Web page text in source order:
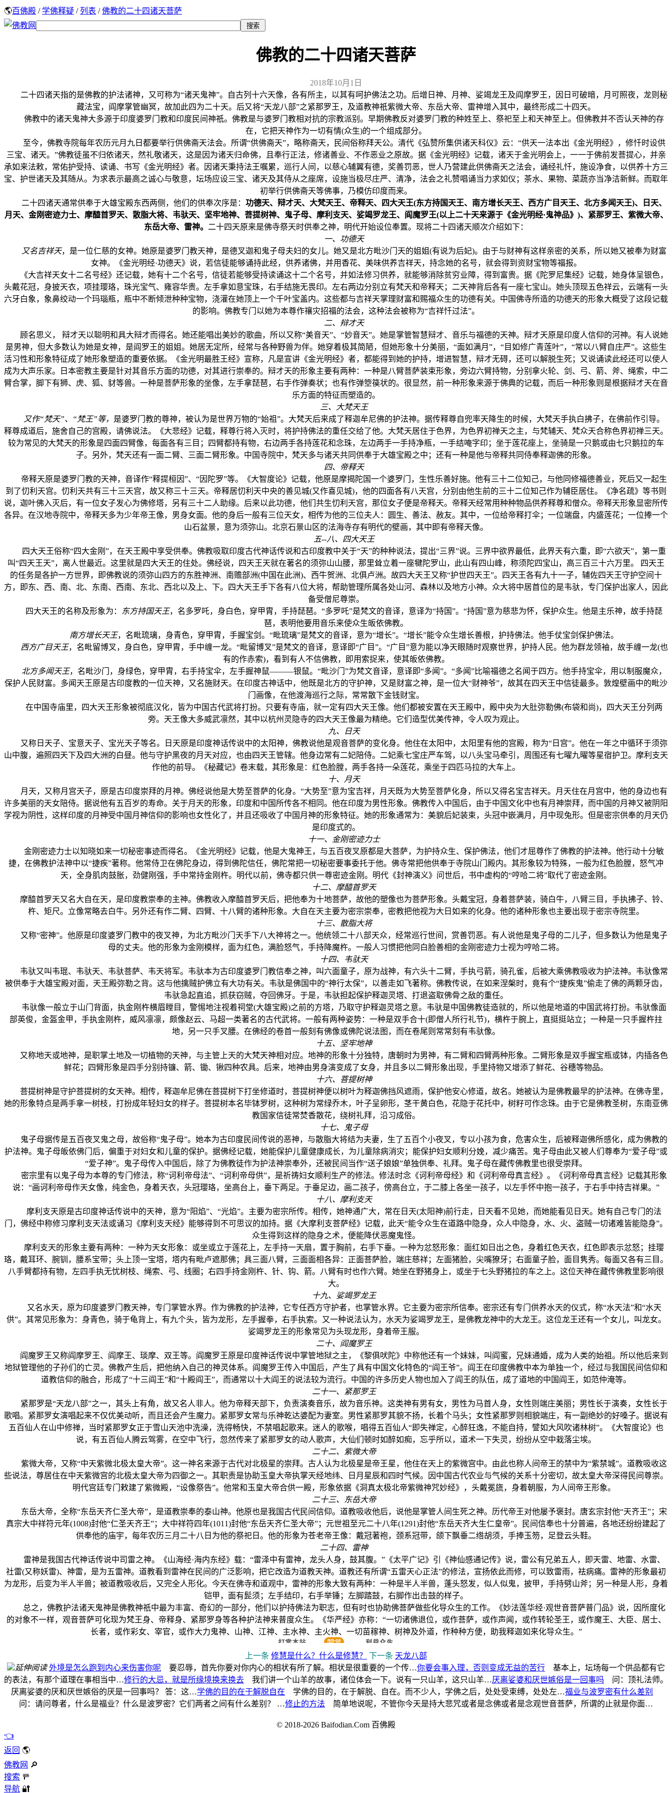
🌎百佛殿 / 学佛释疑 / 列表 /佛教的二十四诸天菩萨
佛教的二十四诸天菩萨
2018年10月1日
二十四诸天指的是佛教的护法诸神，又可称为“诸天鬼神”。自古列十六天像，各有所主，以其有呵护佛法之功。后增日神、月神、娑竭龙王及阎摩罗王，因日可破暗，月可照夜，龙则秘
藏法宝，阎摩掌管幽冥，故加此四为二十天。后又将“天龙八部”之紧那罗王，及道教神祇紫微大帝、东岳大帝、雷神增入其中，最终形成二十四天。
佛教中的诸天鬼神大多源于印度婆罗门教和印度民间神祇。佛教是与婆罗门教相对抗的宗教派别。早期佛教反对婆罗门教的种姓至上、祭祀至上和天神至上。但佛教并不否认天神的存
在，它把天神作为一切有情(众生)的一个组成部分。
至今，佛教寺院每年农历元月九日都要举行供佛斋天法会。所谓“供佛斋天”，略称斋天，民间俗称拜天公。清代《弘赞所集供诸天科仪》云：“供天一法本出《金光明经》，修忏时设供
三宝、诸天。”佛教徒虽不归依诸天，然礼敬诸天，这是因为诸天归命佛，且奉行正法，修诸善业、不作恶业之原故。据《金光明经》记载，诸天于金光明会上，一一于佛前发菩提心，并亲
承如来法敕，常佑护受持、读诵、书写《金光明经》者。因诸天秉持法王嘱累，巡行人间，以慈心辅翼有德，奖善罚恶，世人乃营建此供佛斋天之法会，诵经礼忏，施设净食，以供养十方三
宝、护世诸天及其随从。为求表示最高之诚心与敬意，坛场应设三宝、诸天及其侍从之座席，设施当极尽庄严、清净，法会之礼赞唱诵当力求如仪；茶水、果物、菜蔬亦当净洁新鲜。而取年
初举行供佛斋天等佛事，乃模仿印度而来。
二十四诸天通常供奉于大雄宝殿东西两侧，他们的供奉次序是： 功德天、辩才天、大梵天王、帝释天、四大天王(东方持国天王、南方增长天王、西方广目天王、北方多闻天王)、日天、
月天、金刚密迹力士、摩醯首罗天、散脂大将、韦驮天、坚牢地神、菩提树神、鬼子母、摩利支天、娑竭罗龙王、阎魔罗王(以上二十天来源于《金光明经·鬼神品》)、紧那罗王、紫微大帝、
东岳大帝、雷神。 二十四天原来是佛寺祭天时供奉之神，明代开始设位奉置。现将二十四诸天顺次介绍如下：
一、功德天
又名吉祥天，是一位仁慈的女神。她原是婆罗门教天神，是德叉迦和鬼子母夫妇的女儿。她又是北方毗沙门天的姐姐(有说为后妃)。由于与财神有这样亲密的关系，所以她又被奉为财富
女神。《金光明经·功德天》说，若信徒能够诵持此经，供养诸佛，并用香花、美味供养吉祥天，持念她的名号，就会得到资财宝物等福报。
《大吉祥天女十二名号经》还记载，她有十二个名号，信徒若能够受持读诵这十二个名号，并如法修习供养，就能够消除贫穷业障，得到富贵。据《陀罗尼集经》记载，她身体呈银色，
头戴花冠，身披天衣，项挂璎珞，珠光宝气、雍容华贵。左手拿如意宝珠，右手结施无畏印。左右两边分别立有梵天和帝释天；二天神背后各有一座七宝山。她头顶现五色祥云，云端有一头
六牙白象，象鼻绞动一个玛瑙瓶，瓶中不断倾泄种种宝物，浇灌在她顶上一个千叶宝盖内。这些都与吉祥天掌理财富和赐福众生的功德有关。中国佛寺所造的功德天的形象大概受了这段记载
的影响。佛教专门以她为本尊作禳灾招福的法会，这种法会被称为“吉祥忏过法”。
二、辩才天
顾名思义， 辩才天以聪明和具大辩才而得名。她还能唱出美妙的歌曲，所以又称“美音天”、“妙音天”。她是掌管智慧辩才、音乐与福德的天神。辩才天原是印度人信仰的河神。有人说她
是男神，但大多数认为她是女神，是阎罗王的姐姐。她居无定所，经常与各种野兽为伴。她穿着极其简陋，但她形象十分美丽，“面如满月”，“目如修广青莲叶”，“常以八臂自庄严”。这些生
活习性和形象特征成了她形象塑造的重要依据。《金光明最胜王经》宣称，凡是宣讲《金光明经》者，都能得到她的护持，增进智慧，辩才无碍，还可以解脱生死；又说诵读此经还可以使人
成为大声乐家。日本密教主要是针对其音乐方面的功德，对其进行崇奉的。辩才天的形象主要有两种：一种是八臂菩萨装束形象，旁边六臂持物，分别拿火轮、剑、弓、箭、斧、绳索，中二
臂合掌，脚下有狮、虎、狐、豺等兽。一种是菩萨形象的坐像，左手拿琵琶，右手作弹奏状；也有作弹箜篌状的。很显然，前一种形象来源于佛典的记载，而后一种形象则是根据辩才天在音
乐方面的特征而塑造的。
三、大梵天王
又作“梵天”、“梵王”等， 是婆罗门教的尊神，被认为是世界万物的“始祖”。大梵天后来成了释迦牟尼佛的护法神。据传释尊自兜率天降生的时候，大梵天手执白拂子，在佛前作引导。
释尊成道后，施舍自己的宫殿，请佛说法。《大悲经》记载，释尊行将入灭时，将护持佛法的重任交给了他。大梵天居住于色界，为色界初禅天之主，与梵辅天、梵众天合称色界初禅三天。
较为常见的大梵天的形象是四面四臂像，每面各有三目；四臂都持有物，右边两手各持莲花和念珠，左边两手一手持净瓶，一手结唵字印；坐于莲花座上，坐骑是一只鹅或由七只鹅拉的车
子。另外，梵天还有一面二臂、三面二臂形象。中国寺院中，梵天多与诸天共同供奉于大雄宝殿之中；还有一种是他与帝释共同侍奉释迦佛的形象。
四、帝释天
帝释天原是婆罗门教的天神，音译作“释提桓因”、“因陀罗”等。《大智度论》记载，他原是摩揭陀国一个婆罗门，生性乐善好施。他有三十二位知己，与他同修福德善业，死后又一起生
到了忉利天宫。忉利天共有三十三天宫，故又称三十三天。帝释居忉利天中央的善见城(又作喜见城)，他的四面各有八天宫，分别由他生前的三十二位知己作为辅臣居住。《净名疏》等书则
说，迦叶佛入灭后，有一位女子发心为佛修塔，另有三十二人助缘。后来以此功德，他们共生忉利天宫，那位女子便是帝释天。帝释天经常用种种物品供养释尊和僧众。帝释天形象显密所传
各异。在汉地寺院中，帝释天多为少年帝王像，男身女面。他的身后一般有三位天女，相传为他的三位夫人：圆生、善法、赦友。其中，一位给帝释打伞；一位端盘，内盛莲花；一位捧一个
山石盆景，意为须弥山。北京石景山区的法海寺存有明代的壁画，其中即有帝释天像。
五--八、四大天王
四大天王俗称“四大金刚”，在天王殿中享受供奉。佛教吸取印度古代神话传说和古印度教中关于“天”的种种说法，提出“三界”说。三界中欲界最低，此界天有六重，即“六欲天”，第一重
叫“四天王天”，离人世最近。这里就是四大天王的住处。佛经说，四天王天就在著名的须弥山山腰，那里耸立着一座犍陀罗山，此山有四山峰，称须陀四宝山，高三百三十六万里。 四天王
的任务是各护一方世界，即佛教说的须弥山四方的东胜神洲、南赡部洲(中国在此洲)、西牛贺洲、北俱卢洲。故四大天王又称“护世四天王”。四天王各有九十一子，辅佐四天王守护空间十
方，即东、西、南、北、东南、西南、东北、西北以及上、下。四大天王手下各有八位大将，帮助管理所属各处山河、森林以及地方小神。众大将中居首位的是韦驮，专门保护出家人，因此
备受僧尼尊崇。
四大天王的名称及形象为：
东方持国天王，名多罗吒，身白色，穿甲胄，手持琵琶。“多罗吒”是梵文的音译，意译为“持国”。“持国”意为慈悲为怀，保护众生。他是主乐神，故手持琵
琶，表明他要用音乐来使众生皈依佛教。
南方增长天王，名毗琉璃，身青色，穿甲胄，手握宝剑。“毗琉璃”是梵文的音译，意为“增长”。“增长”能令众生增长善根，护持佛法。他手仗宝剑保护佛法。
西方广目天王，名毗留博叉，身白色，穿甲胄，手中缠一龙。“毗留博叉”是梵文的音译，意译即“广目”。“广目”意为能以净天眼随时观察世界，护持人民。他为群龙领袖，故手缠一龙(也
有的作赤索)，看到有人不信佛教，即用索捉来，使其皈依佛教。
北方多闻天王，名毗沙门，身绿色，穿甲胄，右手持宝伞，左手握神鼠———银鼠。“毗沙门”为梵文音译，意译即“多闻”。“多闻”比喻福德之名闻于四方。他手持宝伞，用以制服魔众，
保护人民财富。多闻天王原是古印度教的一位天神，又名施财天。在印度古神话中，他既是北方的守护神，又是财富之神，是一位大“财神爷”，故其在四天王中信徒最多。敦煌壁画中的毗沙
门画像，在他渡海巡行之际，常常散下金钱财宝。
在中国寺庙里，四大天王形象被彻底汉化，皆为中国古代武将打扮。只要有寺庙，就一定有四大天王像。他们都被安置在天王殿中，殿中央为大肚弥勒佛(布袋和尚)，四大天王分列两
旁。天王像大多威武凛然，其中以杭州灵隐寺的四大天王像最为精绝。它们造型优美传神，令人叹为观止。
九、日天
又称日天子、宝意天子、宝光天子等名。日天原是印度神话传说中的太阳神，佛教说他是观音菩萨的变化身。他住在太阳中，太阳里有他的宫殿，称为“日宫”。他在一年之中循环于须弥
山中腹，遍照四天下及四大洲的白昼。他与守护黑夜的月天对应，也由四天王管辖。他身边常有二妃陪侍。二妃乘七宝庄严车驾，以八头宝马牵引，周围还有七曜九曜等星宿护卫。摩利支天
作他的前导。《秘藏记》卷末载，其形象是：红色脸膛，两手各持一朵莲花，乘坐于四匹马拉的大车上。
十、月天
月天，又称月宫天子，原是古印度崇拜的月神。佛经说他是大势至菩萨的化身。“大势至”意为宝吉祥，月天既为大势至菩萨化身，所以又得名宝吉祥天。月天住在月宫中，他的身边也有
许多美丽的天女陪侍。据说他有五百岁的寿命。关于月天的形象，印度和中国所传各不相同。他在印度为男性形象。佛教传入中国后，由于中国文化中也有月神崇拜，而中国的月神又被阴阳
学视为阴性，这样印度的月神受中国月神信仰的影响也女性化了，并且还吸收了中国月神的形象特征。她的形象通常为：美貌后妃装束，头冠中嵌满月，月中现兔形。但是密宗供奉的月天仍
是印度式的。
十一、金刚密迹力士
金刚密迹力士以知晓如来一切秘密事迹而得名。《金光明经》记载，他是大鬼神王，与五百夜叉原都是大菩萨，为护持众生、保护佛法，他们才屈尊作了佛教的护法神。他行动十分敏
捷，在佛教护法神中以“捷疾”著称。他常侍卫在佛陀身边，得到佛陀信任，佛陀常把一切秘密要事委托于他。佛寺常把他供奉于寺院山门殿内。其形象较为特殊，一般为红色脸膛，怒气冲
天，全身肌肉鼓胀，劲健刚强，手中常持金刚杵。明代以前，佛寺都只供一尊密迹金刚。明代《封神演义》问世后，书中虚构的“哼哈二将”取代了密迹金刚。
十二、摩醯首罗天
摩醯首罗天又名大自在天，是印度教崇奉的主神。佛教收入摩醯首罗天后，把他奉为十地菩萨，故他的塑像也为菩萨形象。头戴宝冠，身着菩萨装，骑白牛，八臂三目，手执拂子、铃、
杵、矩尺。立像常略去白牛。另外还有作二臂、四臂、十八臂的诸种形象。大自在天主要为密宗崇奉，密教把他视为大日如来的化身。他的诸种形象也主要出现于密宗寺院里。
十三、散脂大将
又称“密神”。他原是印度婆罗门教中的夜叉神，为北方毗沙门天手下八大神将之一。他统领二十八部天众，经常巡行世间，赏善罚恶。有人说他是鬼子母的二儿子，但多数认为他是鬼子
母的丈夫。他的形象为金刚模样，面为红色，满脸怒气，手持降魔杵。一般人习惯把他同白脸善相的金刚密迹力士视为哼哈二将。
十四、韦驮天
韦驮又叫韦琨、韦驮天、韦驮菩萨、韦天将军。韦驮本为古印度婆罗门教信奉之神，叫六面童子，原为战神，有六头十二臂，手执弓箭，骑孔雀，后被大乘佛教吸收为护法神。韦驮像常
被供奉于大雄宝殿对面，天王殿弥勒之背。这与他擒贼护佛立有大功有关。韦驮是佛国中的“神行太保”，以善走如飞著称。佛教传说，在如来涅槃时，竟有个“捷疾鬼”偷走了佛的两颗牙齿，
韦驮急起直追，抓获窃贼，夺回佛牙。于是，韦驮担起保护释迦灵塔、打退盗取佛骨之敌的重任。
韦驮像一般立于山门背面，执金刚杵横眉瞠目，警惕地注视着祠堂(大雄宝殿)之前的方塔，乃取守护释迦灵塔之意。韦驮是中国佛教徒造就的，所以他是地道的中国武将打扮。韦驮像面
部英俊，金盔金甲，手执金刚杵，威风凛凛，颇像赵云、马超一类著名的古代武将。一般有两种姿势：一种是双手合十(即僧人所行礼节)，横杵于腕上，直挺挺站立；一种是一只手握杵拄
地，另一只手叉腰。在佛经的卷首一般刻有佛像或佛陀说法图，而在卷尾则常常刻有韦驮像。
十五、坚牢地神
又称地天或地神，是职掌土地及一切植物的天神，与主管上天的大梵天神相对应。地神的形象十分独特，唐朝时为男神，有二臂和四臂两种形象。二臂形象是双手握宝瓶或钵，内插各色
鲜花；四臂形象是四手分别持镰、箭、锄、锹四种农具。后来，地神由男身演变成了女身，并且多以二臂形象出现，手里持物又增添了鲜花、谷穗等物品。
十六、菩提树神
菩提树神是守护菩提树的女天神。相传，释迦牟尼佛在菩提树下打坐修道时，菩提树神便以树叶为释迦佛挡风遮雨，保护他安心修道，故名。她被认为是佛教最早的护法神。在佛寺里，
她的形象特点是两手拿一树枝，打扮成年轻妇女的样子。菩提树本名毕钵罗树，这种树为常绿乔木，叶子呈卵形，茎干黄白色，花隐于花托中，树籽可作念珠。由于它是佛教圣树，东南亚佛
教国家信徒常焚香散花，绕树礼拜，沿习成俗。
十七、鬼子母
鬼子母据传是五百夜叉鬼之母，故俗称“鬼子母”。她本为古印度民间传说的恶神，与散脂大将结为夫妻，生了五百个小夜叉，专以小孩为食，危害众生，后被释迦佛所感化，成为佛教的
护法神。鬼子母皈依佛门后，偏重于对妇女和儿童的保护。据佛经记载，她能保护儿童健康成长，为儿童除病消灾；能保护妇女顺利分娩，减少痛苦。鬼子母由此又被人们尊奉为“爱子母”或
“爱子神”。鬼子母传入中国后，除了为佛教徒作为护法神崇奉外，还被民间当作“送子娘娘”单独供奉、礼拜。鬼子母在藏传佛教里也很受崇拜。
密宗里有以鬼子母为本尊的专门修法，称“诃利帝母法”、“诃利帝母供”，是祈祷妇女顺利生产的修法。修法时念《诃利帝母经》和《诃利帝母真言经》。《诃利帝母真言经》记载其形象
说：“画诃利帝母作天女像，纯金色，身着天衣，头冠璎珞，坐高台上，垂下两足。于垂足边，画二孩子，傍高台立，于二膝上各坐一孩子，以左手怀中抱一孩子，于右手中持吉祥果。”
十八、摩利支天
摩利支天原是古印度神话传说中的天神，意为“阳焰”、“光焰”。主要为密宗所传。相传，她神通广大，常在日天(太阳神)前行走，日天看不见她，而她能看见日天。她有自己专门的法
门，佛经中称修习摩利支天法或诵习《摩利支天经》能够得到不可思议的加持。据《大摩利支菩萨经》记载，此天“能令众生在道路中隐身，众人中隐身，水、火、盗贼一切诸难皆能隐身”。
众生得到这样的隐身之术，便能降伏恶魔鬼怪。
摩利支天的形象主要有两种：一种为天女形象：或坐或立于莲花上，左手持一天扇，置于胸前，右手下垂。一种为忿怒形象：面红如日出之色，身着红色天衣，红色即表示忿怒；挂璎
珞，戴耳环、腕钏，腰系宝带；头上顶一宝塔，塔内有毗卢遮那佛；具三面八臂，三面面相各异：正面菩萨脸，端庄慈祥；左面猪脸，尖嘴獠牙；右面童子脸，面目隽秀。每面又各有三目。
八手臂都持有物，左四手执无忧树枝、绳索、弓、线圈；右四手持金刚杵、针、钩、箭。八臂有时也作六臂。她坐在野猪身上，或坐于七头野猪拉的车之上。这位天神在藏传佛教里影响很
大。
十九、娑竭罗龙王
又名水天，原为印度婆罗门教天神，专门掌管水界。作为佛教的护法神，它专任西方守护者，也掌管水界。它主要为密宗所信奉。密宗还有专门供养水天的仪式，称“水天法”和“水天
供”。其常见形象为：身青色，骑于龟背上，有九个头，皆为龙形，左手握拳，右手执索。又一种说法认为，水天为娑竭罗龙王，是佛教龙神中的大龙王。这位龙王还有一个女儿，叫龙女。
娑竭罗龙王的形象常见为头现龙形，身着帝王服。
二十、阎魔罗王
阎魔罗王又称阎摩罗王、阎摩王、琰摩、双王等。阎魔罗王原是印度神话传说中掌管地狱之主，《黎俱吠陀》中称他还有一个妹妹，叫阎蜜，兄妹通婚，成为人类的始祖。所以他后来到
地狱管理他的子孙们的亡灵。佛教产生后，把他纳入自己的神灵体系。阎魔罗王传入中国后，产生了具有中国文化特色的“阎王爷”。阎王在印度佛教中本为单独一个，经过与我国民间信仰和
道教信仰的融合，形成了“十三阎王”和“十殿阎王”，而通常以十大阎王的说法较为流行。中国的许多历史人物也加入了阎王的队伍，成了道地的中国阎王，如范仲淹等。
二十一、紧那罗王
紧那罗是“天龙八部”之一，其头上有角，故又名人非人。他为帝释天部下，负责演奏音乐，故为音乐神。这类神有男有女，男性为马首人身，女性则端庄美丽；男性长于演奏，女性长于
歌唱。紧那罗女演唱起来不仅优美动听，而且还会产生魔力。紧那罗女常与乐神乾达婆配为妻室。男性紧那罗其貌不扬，长着个马头；女性紧那罗则相貌端庄，有一副绝妙的好嗓子。据说有
五百仙人在山中修禅，当时紧那罗女正于雪山天池中洗澡，洗得畅快，不禁唱起歌来。迷人的歌喉，唱得五百仙人“即失禅定，心醉狂逸，不能自持，譬如大风吹诸林树”。《大智度论》也
说，有五百仙人腾云驾雾，在空中飞行，忽然传来了紧那罗女的动人歌声，大仙们顿时如醉如痴，忘乎所以，道术一下失灵，纷纷从空中栽落尘埃。
二十二、紫微大帝
紫微大帝，又称“中天紫微北极太皇大帝”。这一神名来源于古代对北极星的崇拜。古人认为北极星是帝王星，他住在天上的紫微宫中。由此也称人间帝王的禁中为“紫禁城”。道教吸收这
些说法，尊居住在中天紫微宫的北极太皇大帝为四御之一。其职责是协助玉皇大帝执掌天经地纬、日月星辰和四时气候。因中国古代农业与气候的关系十分密切，故太皇大帝深得民间尊崇。
明代宫廷专门敕建了紫微殿，“设像祭告”。他常和玉皇大帝合供一殿，形象依据《洞真太极北帝紫微神咒妙经》，头戴冕旒，身着朝服，为人间帝王形象。
二十三、东岳大帝
东岳大帝，全称“东岳天齐仁圣大帝”，是道教崇奉的泰山神。他原也是我国古代民间信仰。道教吸收他后，说他是掌管人间生死之神。历代帝王对他屡予褒封。唐玄宗封他“天齐王”；宋
真宗大中祥符元年(1008)封他“仁圣天齐王”；大中祥符四年(1011)封他“东岳天齐仁圣大帝”；元世祖至元二十八年(1291)封他“东岳天齐大生仁皇帝”。民间信奉也十分普遍，各地还纷纷建起了
供奉他的庙宇，每年农历三月二十八日为他的祭祀日。他的形象为苍老帝王像：戴冠著袍，颈系冠带，颌下飘垂二绺胡须，手捧玉笏，足登云头鞋。
二十四、雷神
雷神是我国古代神话传说中司雷之神。《山海经·海内东经》载：“雷泽中有雷神，龙头人身，鼓其腹。”《太平广记》引《神仙感通记传》说，雷公有兄弟五人，即天雷、地雷、水雷、
社雷(又称妖雷)、神雷，是为五雷神。道教看到雷神在民间的广泛影响，把它改造为道教天神。道教还有所谓“五雷天心正法”的修法，宣扬依此而修，可以致雷雨，祛病痛。雷神的形象最初
为龙形，后变为半人半兽；被道教吸收后，又完全人形化。今天在佛寺和道观中，雷神的形象大致有两种：一种是半人半兽，蓬头怒发，似人似鬼，披甲，手持劈山斧；另一种是人形，身着
铠甲，面有髭须；左手结印，右手举锤；左脚踏鼓，右脚作出击鼓的样子。
总之，佛教护法诸天鬼神是佛教神祇中最为丰富、奇幻的一部分，他们以护持佛法为职志，但有时也协助佛菩萨做些化导众生的工作。《妙法莲华经·观世音菩萨普门品》说，因所度化
的对象不一样，观音菩萨可化现为梵王身、帝释身、紧那罗身等各种护法神来普度众生。《华严经》亦称：“一切诸佛退位，或作菩萨，或作声闻，或作转轮圣王，或作魔王、大臣、居士、
长者，或作彩女、宰官，或作大力鬼神、山神、江神、主水神、主火神、一切苗稼神、树神及外道，作种种方便，助我释迦如来化导众生。”
上一条 修慧是什么？什么是修慧？ 下一条 天龙八部
延伸阅读 外境是怎么跑到内心来伤害你呢 要忍辱，首先你要对你内心的相状有所了解。相状是很重要的一个传…你要会事入理，否则变成无益的苦行 基本上，坛场每一个供品都有它
的表法，有那个道理在事相当中…修行的大忌，就是所缘境换来换去 我们讲一个山羊的故事，诸位体会一下。说有一只山羊，这只山羊…厌离娑婆和厌世嫉俗是一回事吗 问：顶礼法师。
厌离娑婆的厌和厌世嫉俗的厌是一回事吗？ 答：这…学佛的目的在于解脱自在 学佛的目的，在于解脱、自在。而不少人，学佛之后，处处受束缚，处处左…福业与波罗密有什么差别
问：请问尊者，什么是福业？什么是波罗密？它们两者之间有什么差别？ …修止的方法 简单地说呢，不管你今天是持大悲咒或者是念佛或者是念观世音菩萨，所谓的止就是你面…
© 2018-2026 Baifodian.Com 百佛殿
👈
返回 🌎
佛教网 🔎
搜索 🚥
导航 🔐